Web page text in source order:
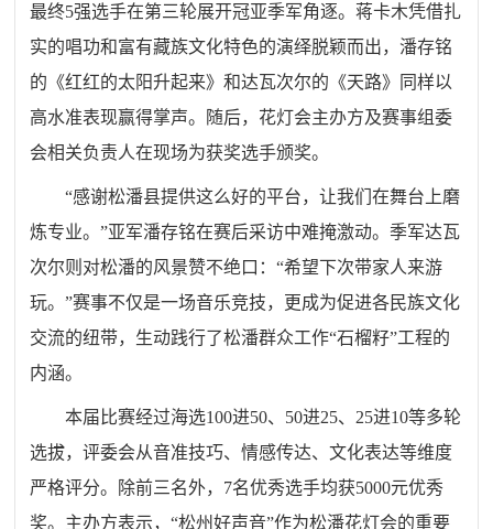
最终5强选手在第三轮展开冠亚季军角逐。蒋卡木凭借扎
实的唱功和富有藏族文化特色的演绎脱颖而出，潘存铭
的《红红的太阳升起来》和达瓦次尔的《天路》同样以
高水准表现赢得掌声。随后，花灯会主办方及赛事组委
会相关负责人在现场为获奖选手颁奖。
“感谢松潘县提供这么好的平台，让我们在舞台上磨
炼专业。”亚军潘存铭在赛后采访中难掩激动。季军达瓦
次尔则对松潘的风景赞不绝口：“希望下次带家人来游
玩。”赛事不仅是一场音乐竞技，更成为促进各民族文化
交流的纽带，生动践行了松潘群众工作“石榴籽”工程的
内涵。
本届比赛经过海选100进50、50进25、25进10等多轮
选拔，评委会从音准技巧、情感传达、文化表达等维度
严格评分。除前三名外，7名优秀选手均获5000元优秀
奖。主办方表示，“松州好声音”作为松潘花灯会的重要